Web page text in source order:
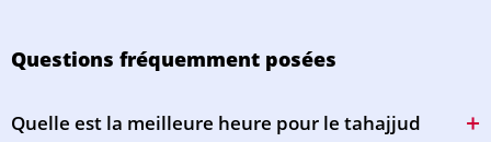
18, Ma 05:27 06:26 13:08 16:51 19:50
Questions fréquemment posées
Quelle est la meilleure heure pour le tahajjud